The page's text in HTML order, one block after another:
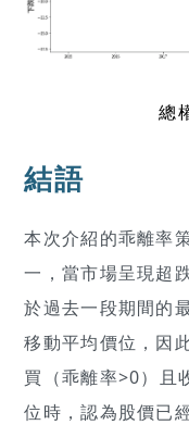
總
結語
本次介紹的乖離率
一，當市場呈現超
於過去一段期間的
移動平均價位，因
買（乖離率>0）且
位時，認為股價已